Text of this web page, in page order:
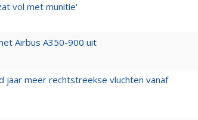
vol met munitie'
Airbus A350-900 uit
jaar meer rechtstreekse vluchten vanaf